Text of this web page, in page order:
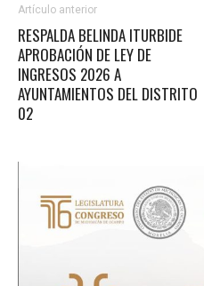
Artículo anterior
RESPALDA BELINDA ITURBIDE
APROBACIÓN DE LEY DE
INGRESOS 2026 A
AYUNTAMIENTOS DEL DISTRITO
02